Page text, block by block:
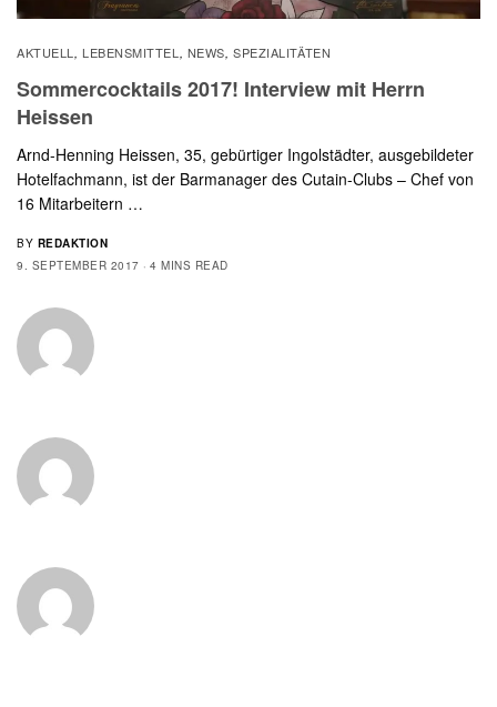
AKTUELL , LEBENSMITTEL , NEWS, SPEZIALITÄTEN
Sommercocktails 2017! Interview mit Herrn
Heissen
Arnd-Henning Heissen, 35, gebürtiger Ingolstädter, ausgebildeter
Hotelfachmann, ist der Barmanager des Cutain-Clubs – Chef von
16 Mitarbeitern …
BY REDAKTION
9. SEPTEMBER 2017
4 MINS READ